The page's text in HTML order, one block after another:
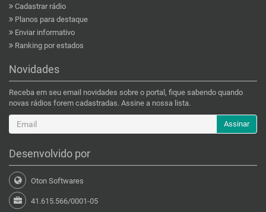
Cadastrar rádio
Planos para destaque
Enviar informativo
Ranking por estados
Novidades
Receba em seu email novidades sobre o portal, fique sabendo quando
novas rádios forem cadastradas. Assine a nossa lista.
Assinar
Desenvolvido por
Oton Softwares
41.615.566/0001-05